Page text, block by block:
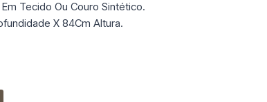
Tecido Ou Couro Sintético.
X 84Cm Altura.